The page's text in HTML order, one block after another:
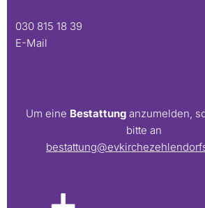
030 815 18 39
E-Mail
Um eine Bestattung anzumelden,
bitte an